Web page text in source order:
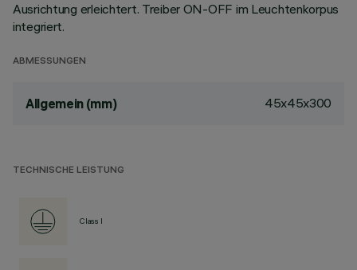
Ausrichtung erleichtert. Treiber ON-OFF im Leuchtenkorpus
integriert.
ABMESSUNGEN
Allgemein (mm) 45x45x300
TECHNISCHE LEISTUNG
Class I